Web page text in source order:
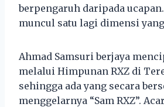
berpengaruh daripada
muncul satu lagi dimensi
Ahmad Samsuri berjaya
melalui Himpunan RXZ di
sehingga ada yang secara
menggelarnya “Sam RXZ”.